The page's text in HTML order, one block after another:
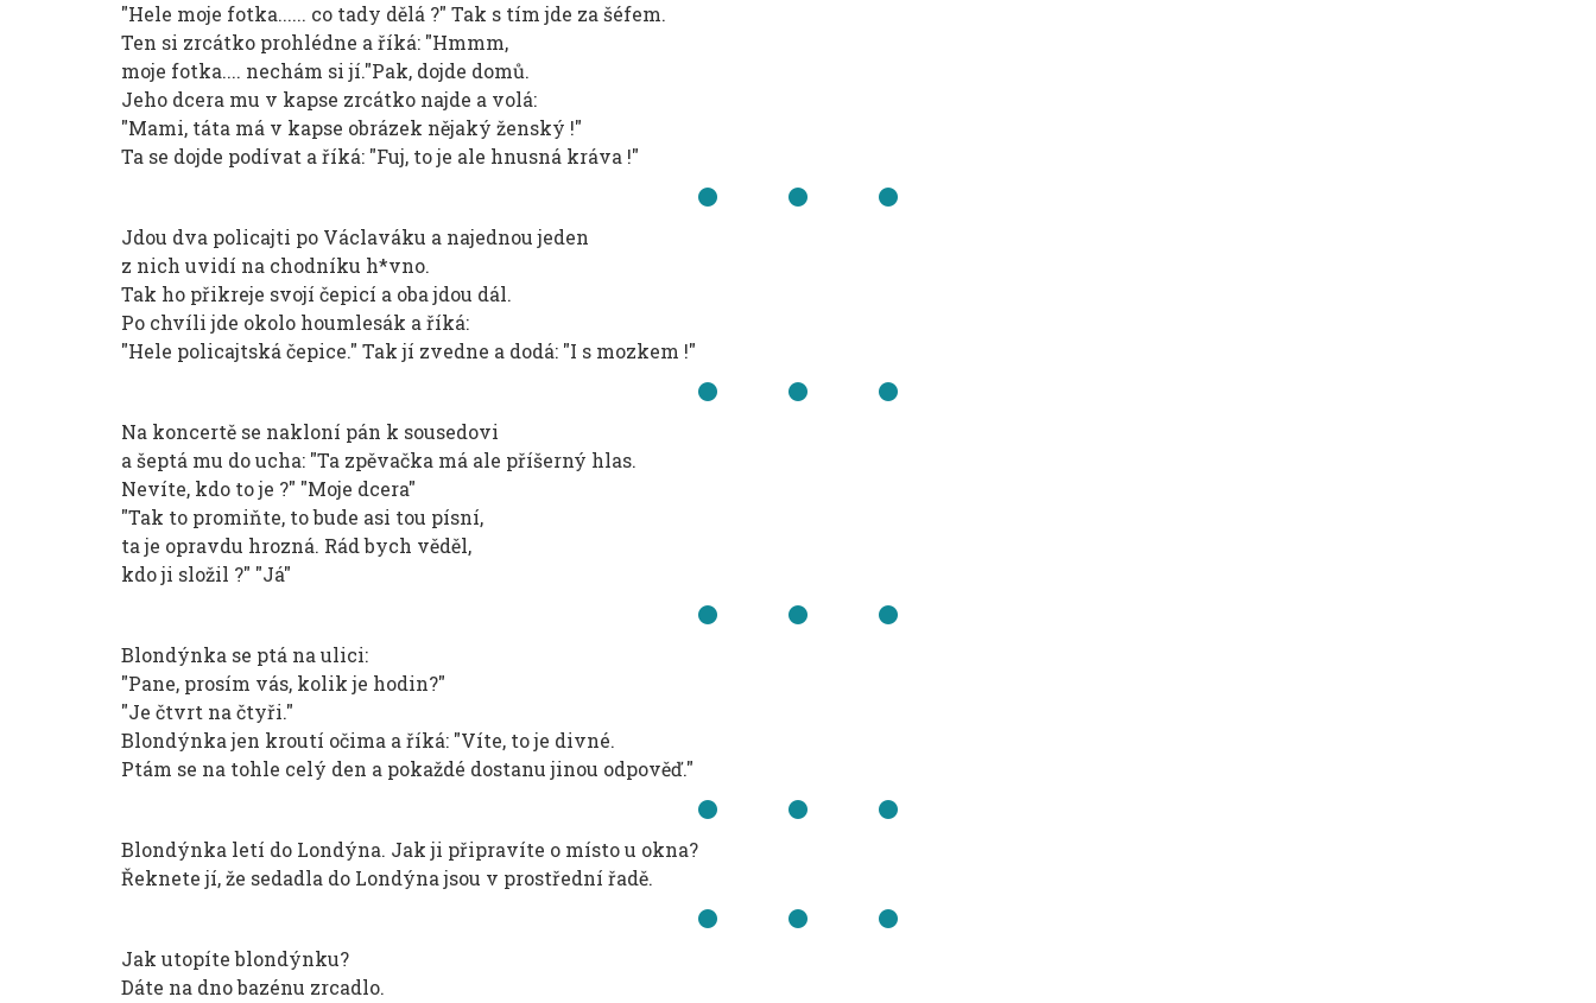
"Hele moje fotka...... co tady dělá ?" Tak s tím jde za šéfem.
Ten si zrcátko prohlédne a říká: "Hmmm,
moje fotka.... nechám si jí."Pak, dojde domů.
Jeho dcera mu v kapse zrcátko najde a volá:
"Mami, táta má v kapse obrázek nějaký ženský !"
Ta se dojde podívat a říká: "Fuj, to je ale hnusná kráva !"
Jdou dva policajti po Václaváku a najednou jeden
z nich uvidí na chodníku h*vno.
Tak ho přikreje svojí čepicí a oba jdou dál.
Po chvíli jde okolo houmlesák a říká:
"Hele policajtská čepice." Tak jí zvedne a dodá: "I s mozkem !"
Na koncertě se nakloní pán k sousedovi
a šeptá mu do ucha: "Ta zpěvačka má ale příšerný hlas.
Nevíte, kdo to je ?" "Moje dcera"
"Tak to promiňte, to bude asi tou písní,
ta je opravdu hrozná. Rád bych věděl,
kdo ji složil ?" "Já"
Blondýnka se ptá na ulici:
"Pane, prosím vás, kolik je hodin?"
"Je čtvrt na čtyři."
Blondýnka jen kroutí očima a říká: "Víte, to je divné.
Ptám se na tohle celý den a pokaždé dostanu jinou odpověď."
Blondýnka letí do Londýna. Jak ji připravíte o místo u okna?
Řeknete jí, že sedadla do Londýna jsou v prostřední řadě.
Jak utopíte blondýnku?
Dáte na dno bazénu zrcadlo.